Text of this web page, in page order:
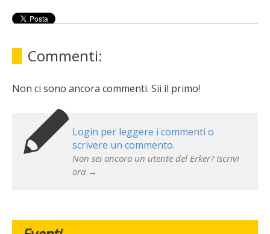
Commenti:
Non ci sono ancora commenti. Sii il primo!
Login per leggere i commenti o
scrivere un commento.
Non sei ancora un utente del Erker? Iscrivi
ora →